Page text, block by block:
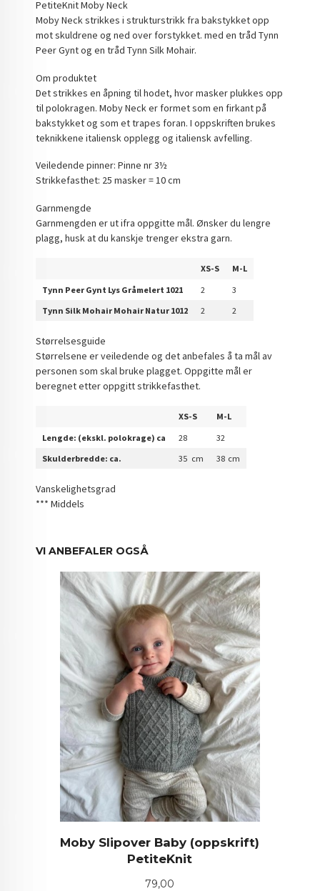
PetiteKnit Moby Neck
Moby Neck strikkes i strukturstrikk fra bakstykket opp
mot skuldrene og ned over forstykket. med en tråd Tynn
Peer Gynt og en tråd Tynn Silk Mohair.
Om produktet
Det strikkes en åpning til hodet, hvor masker plukkes opp
til polokragen. Moby Neck er formet som en firkant på
bakstykket og som et trapes foran. I oppskriften brukes
teknikkene italiensk opplegg og italiensk avfelling.
Veiledende pinner: Pinne nr 3½
Strikkefasthet: 25 masker = 10 cm
Garnmengde
Garnmengden er ut ifra oppgitte mål. Ønsker du lengre
plagg, husk at du kanskje trenger ekstra garn.
XS-S
M-L
Tynn Peer Gynt Lys Gråmelert 1021
2
3
Tynn Silk Mohair Mohair Natur 1012
2 2
Størrelsesguide
Størrelsene er veiledende og det anbefales å ta mål av
personen som skal bruke plagget. Oppgitte mål er
beregnet etter oppgitt strikkefasthet.
XS-S
M-L
Lengde: (ekskl. polokrage) ca
28
32
Skulderbredde: ca.
35 cm 38 cm
Vanskelighetsgrad
*** Middels
VI ANBEFALER OGSÅ
Moby Slipover Baby (oppskrift)
PetiteKnit
Pris
79,00